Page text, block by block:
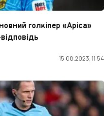
голкіпер «Аріса»
15.08.2023, 11:54